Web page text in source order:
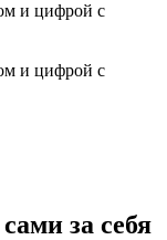
за себя